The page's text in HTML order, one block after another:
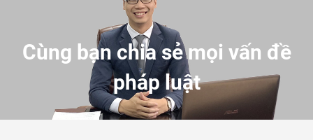
Cùng bạn chia sẻ mọi vấn đề
pháp luật